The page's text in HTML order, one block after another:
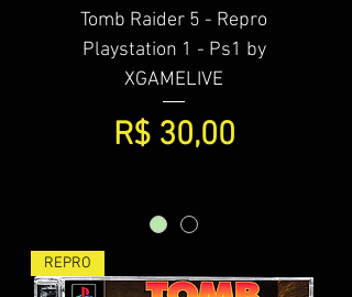
Tomb Raider 5 - Repro
Playstation 1 - Ps1 by
XGAMELIVE
Preço
R$ 30,00
REPRO